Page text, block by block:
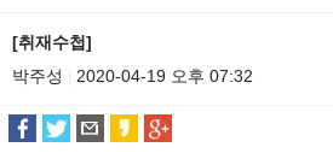
[취재수첩]
박주성
2020-04-19 오후 07:32